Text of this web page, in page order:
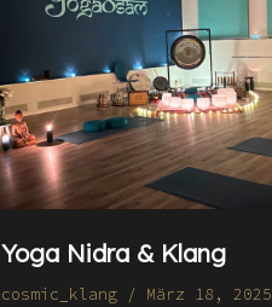
Yoga Nidra & Klang
cosmic_klang / März 18, 2025